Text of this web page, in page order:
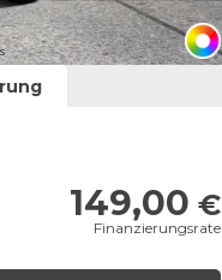
149,00 €
Finanzierungsrate